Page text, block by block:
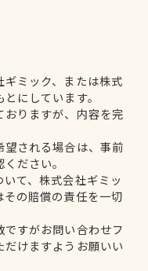
ミック、または株式
にしています。
りますが、内容を完
される場合は、事前
ださい。
て、株式会社ギミッ
の賠償の責任を一切
すがお問い合わせフ
けますようお願いい